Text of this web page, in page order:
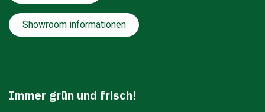
Showroom informationen
Immer grün und frisch!